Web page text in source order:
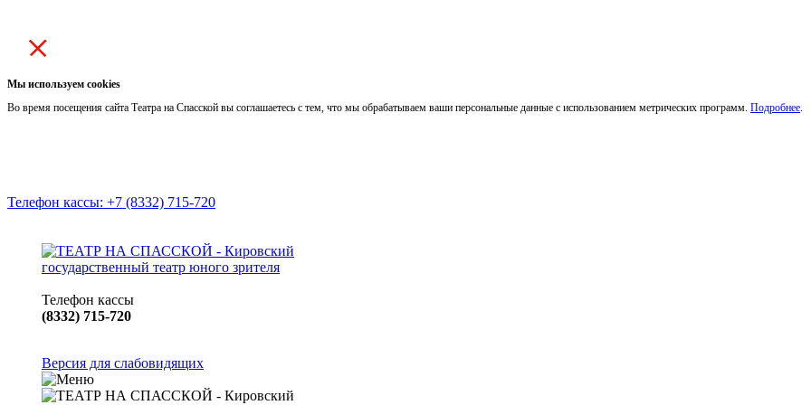
Мы используем cookies
Во время посещения сайта Театра на Спасской вы соглашаетесь с тем, что мы обрабатываем ваши персональные данные с использованием метрических программ. Подробнее.
Телефон кассы: +7 (8332) 715-720
Телефон кассы
(8332) 715-720
Версия для слабовидящих